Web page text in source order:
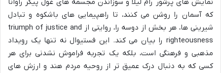
که آسمان را روشن می کنند، تا راهپیمایی های باشکوه و تبادل
شیرینی ها، هر بخش از دوسه را، روایتی از triumph of justice and
righteousness را بیان می کند. این فستیوال نه تنها یک رویداد
مذهبی و فرهنگی است، بلکه یک تجربه فراموش نشدنی برای هر
کسی که به دنبال درک عمیق تر از روحیه مردم هند و ارزش های